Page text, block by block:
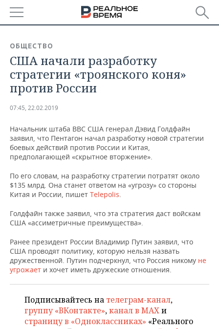
БАШКОРТОСТАН
ТАТАРСТАН
НОВОСТИ
АНАЛИТИКА
ДЕКЛАРАЦИИ О ДОХОДАХ
КОРОЛИ ГОСЗАКАЗА ПФО
КОМУ ПРИНАДЛЕЖАТ
ТОРГОВЫЕ ЦЕНТРЫ
НОВОСТИ ЭКОНОМИКИ
ФИНАНСЫ
БЮДЖЕТ
ИНВЕСТИЦИИ
ПРОМЫШЛЕННОСТЬ
НОВОСТИ
ПРОМЫШЛЕННОСТИ
АГРОПРОМ
МАШИНОСТРОЕНИЕ
НЕФТЕХИМИЯ
НЕФТЬ
ОПК
НЕДВИЖИМОСТЬ
НОВОСТИ АВТО
БИЗНЕС
НОВОСТИ БИЗНЕСА
РОЗНИЧНАЯ ТОРГОВЛЯ
ТРАНСПОРТ
УСЛУГИ
ТЕХНОЛОГИИ
НОВОСТИ ТЕХНОЛОГИЙ
IT
МЕДИА
ТЕЛЕКОММУНИКАЦИИ
МЕРОПРИЯТИЯ
НОВОСТИ МЕРОПРИЯТИЙ
ВЫЕЗДНАЯ РЕДАКЦИЯ
БИЗНЕС-БРАНЧИ
ONLINE-КОНФЕРЕНЦИИ
СПОРТ
НОВОСТИ СПОРТА
ФУТБОЛ
ХОККЕЙ
ОБЩЕСТВО
НОВОСТИ ОБЩЕСТВА
ВЛАСТЬ
ФОТОГАЛЕРЕЯ
ОБЩЕСТВО
США начали разработку
стратегии «троянского коня»
против России
07:45, 22.02.2019
Начальник штаба ВВС США генерал Дэвид Голдфайн
заявил, что Пентагон начал разработку новой стратегии
боевых действий против России и Китая,
предполагающей «скрытное вторжение».
По его словам, на разработку стратегии потратят около
$135 млрд. Она станет ответом на «угрозу» со стороны
Китая и России, пишет Telepolis.
Голдфайн также заявил, что эта стратегия даст войскам
США «ассиметричные преимущества».
Ранее президент России Владимир Путин заявил, что
США проводят политику, которую нельзя назвать
дружественной. Путин подчеркнул, что Россия никому не
угрожает и хочет иметь дружеские отношения.
Подписывайтесь на телеграм-канал,
группу «ВКонтакте»,канал в MAXи
страницу в «Одноклассниках» «Реального